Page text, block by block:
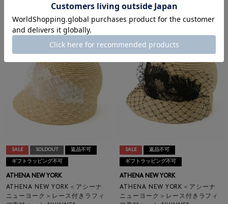
¥16,500 40% OFF
¥29,700
¥17,820 40% OFF
SALE SOLDOUT 返品不可
ギフトラッピング不可
ATHENA NEW YORK
ATHENA NEW YORK＜アシーナ
ニューヨーク＞レース付きラフィ
SALE 返品不可
ギフトラッピング不可
ATHENA NEW YORK
ATHENA NEW YORK＜アシーナ
ニューヨーク＞レース付きラフィ